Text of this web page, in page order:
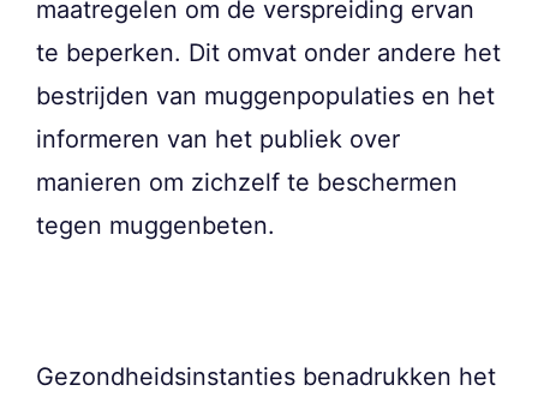
maatregelen om de verspreiding ervan
te beperken. Dit omvat onder andere het
bestrijden van muggenpopulaties en het
informeren van het publiek over
manieren om zichzelf te beschermen
tegen muggenbeten.
Gezondheidsinstanties benadrukken het